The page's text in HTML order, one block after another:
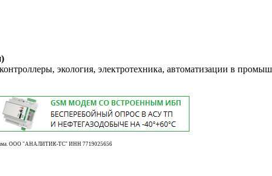
экология, электротехника, автоматизации в
ООО "АНАЛИТИК-ТС" ИНН 7719025656